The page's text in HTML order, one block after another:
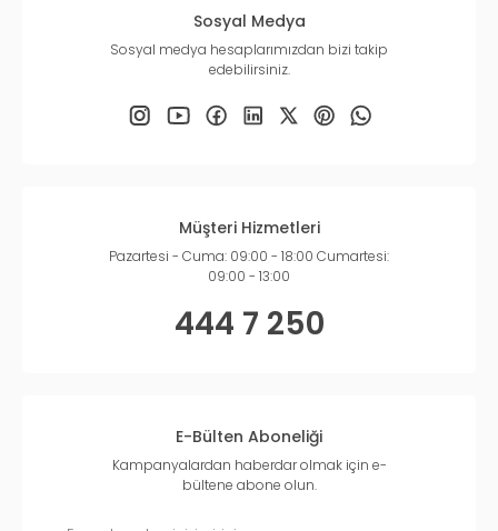
Sosyal Medya
Sosyal medya hesaplarımızdan bizi takip
edebilirsiniz.
Müşteri Hizmetleri
Pazartesi - Cuma: 09:00 - 18:00 Cumartesi:
09:00 - 13:00
444 7 250
E-Bülten Aboneliği
Kampanyalardan haberdar olmak için e-
bültene abone olun.